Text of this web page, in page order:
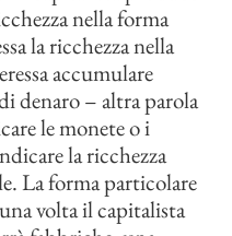
nella forma
la ricchezza nella
accumulare
denaro – altra parola
le monete o i
la ricchezza
La forma particolare
volta il capitalista